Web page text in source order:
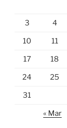
3 4
10 11
17 18
24 25
31
« Mar